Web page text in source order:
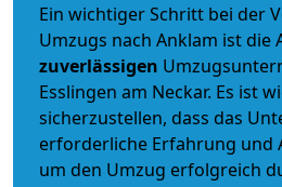
Ein wichtiger Schritt bei der
Umzugs nach Anklam ist die
zuverlässigen
Esslingen am Neckar. Es ist
sicherzustellen, dass das
erforderliche Erfahrung und
um den Umzug erfolgreich